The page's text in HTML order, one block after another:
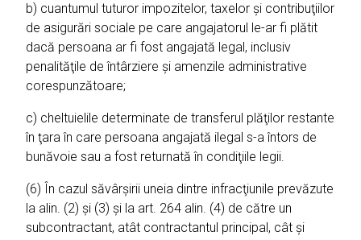
b) cuantumul tuturor impozitelor, taxelor şi contribuţiilor
de asigurări sociale pe care angajatorul le-ar fi plătit
dacă persoana ar fi fost angajată legal, inclusiv
penalităţile de întârziere şi amenzile administrative
corespunzătoare;
c) cheltuielile determinate de transferul plăţilor restante
în ţara în care persoana angajată ilegal s-a întors de
bunăvoie sau a fost returnată în condiţiile legii.
(6) În cazul săvârşirii uneia dintre infracţiunile prevăzute
la alin. (2) şi (3) şi la art. 264 alin. (4) de către un
subcontractant, atât contractantul principal, cât şi